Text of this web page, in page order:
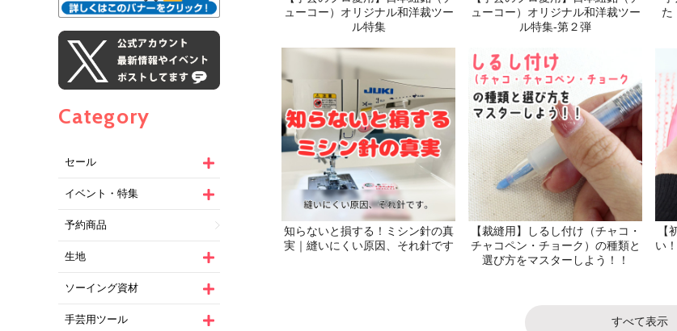
Category
セール
イベント・特集
予約商品
生地
ソーイング資材
手芸用ツール